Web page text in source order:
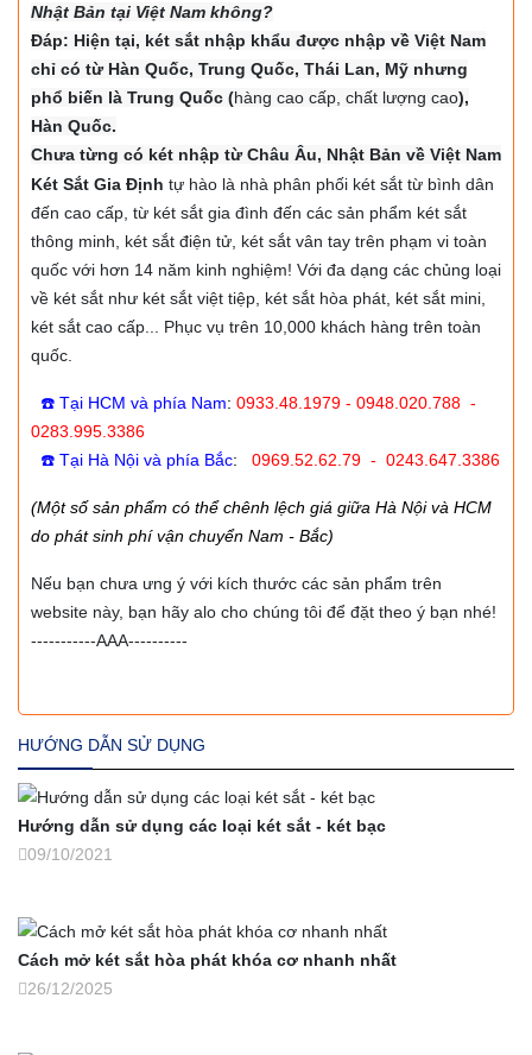
Nhật Bản tại Việt Nam không?
Đáp: Hiện tại, két sắt nhập khẩu được nhập về Việt Nam
chỉ có từ Hàn Quốc, Trung Quốc, Thái Lan, Mỹ nhưng
phổ biến là Trung Quốc (hàng cao cấp, chất lượng cao),
Hàn Quốc.
Chưa từng có két nhập từ Châu Âu, Nhật Bản về Việt Nam
Két Sắt Gia Định tự hào là nhà phân phối két sắt từ bình dân
đến cao cấp, từ két sắt gia đình đến các sản phẩm két sắt
thông minh, két sắt điện tử, két sắt vân tay trên phạm vi toàn
quốc với hơn 14 năm kinh nghiệm! Với đa dạng các chủng loại
về két sắt như két sắt việt tiệp, két sắt hòa phát, két sắt mini,
két sắt cao cấp... Phục vụ trên 10,000 khách hàng trên toàn
quốc.
☎️ Tại HCM và phía Nam: 0933.48.1979 - 0948.020.788 -
0283.995.3386
☎️ Tại Hà Nội và phía Bắc: 0969.52.62.79 - 0243.647.3386
(Một số sản phẩm có thể chênh lệch giá giữa Hà Nội và HCM
do phát sinh phí vận chuyển Nam - Bắc)
Nếu bạn chưa ưng ý với kích thước các sản phẩm trên
website này, bạn hãy alo cho chúng tôi để đặt theo ý bạn nhé!
-----------AAA----------
HƯỚNG DẪN SỬ DỤNG
Hướng dẫn sử dụng các loại két sắt - két bạc
09/10/2021
Cách mở két sắt hòa phát khóa cơ nhanh nhất
26/12/2025